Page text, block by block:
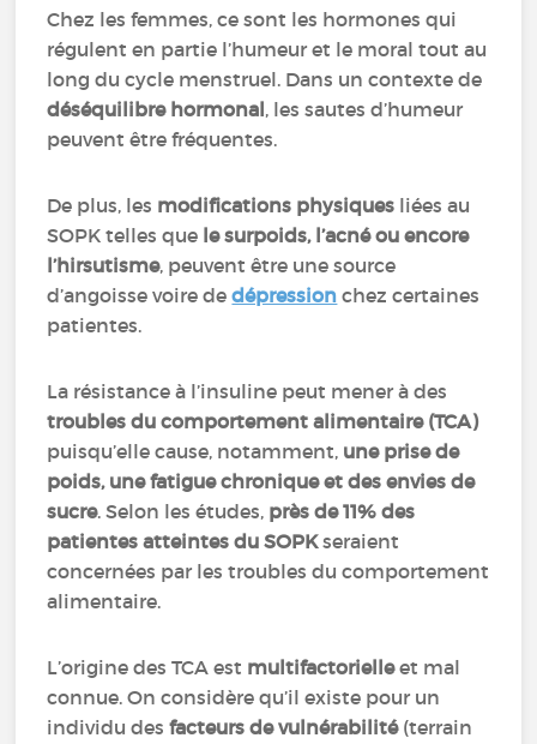
Chez les femmes, ce sont les hormones qui
régulent en partie l’humeur et le moral tout au
long du cycle menstruel. Dans un contexte de
déséquilibre hormonal, les sautes d’humeur
peuvent être fréquentes.
De plus, les modifications physiques liées au
SOPK telles que le surpoids, l’acné ou encore
l’hirsutisme, peuvent être une source
d’angoisse voire dedépression chez certaines
patientes.
La résistance à l’insuline peut mener à des
troubles du comportement alimentaire (TCA)
puisqu’elle cause, notamment, une prise de
poids, une fatigue chronique et des envies de
sucre. Selon les études, près de 11% des
patientes atteintes du SOPKseraient
concernées par les troubles du comportement
alimentaire.
L’origine des TCA est multifactorielleet mal
connue. On considère qu’il existe pour un
individu desfacteurs de vulnérabilité(terrain